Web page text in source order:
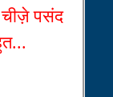
चीज़े पसंद